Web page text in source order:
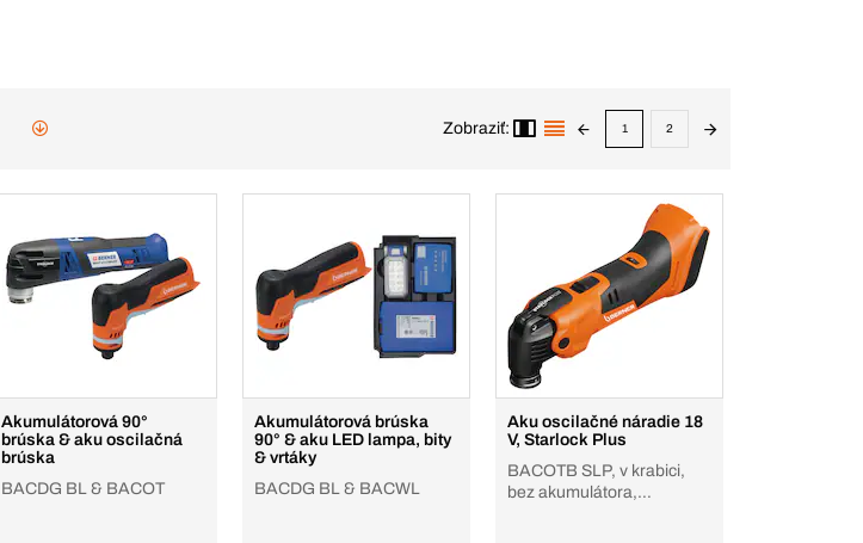
Zobraziť: 1 2
Akumulátorová 90°
brúska & aku oscilačná
brúska
BACDG BL & BACOT
Akumulátorová brúska
90° & aku LED lampa, bity
& vrtáky
BACDG BL & BACWL
Aku oscilačné náradie 18
V, Starlock Plus
BACOTB SLP, v krabici,
bez akumulátora,